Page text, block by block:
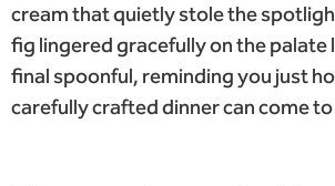
cream that quietly stole the
fig lingered gracefully on the palate
final spoonful, reminding you just
carefully crafted dinner can come to